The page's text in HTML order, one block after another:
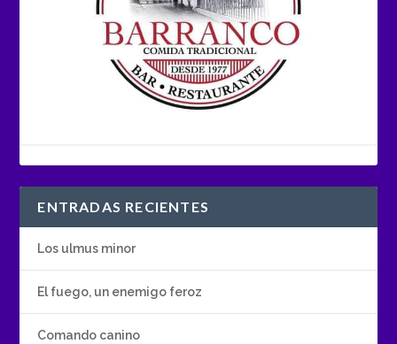
ENTRADAS RECIENTES
Los ulmus minor
El fuego, un enemigo feroz
Comando canino